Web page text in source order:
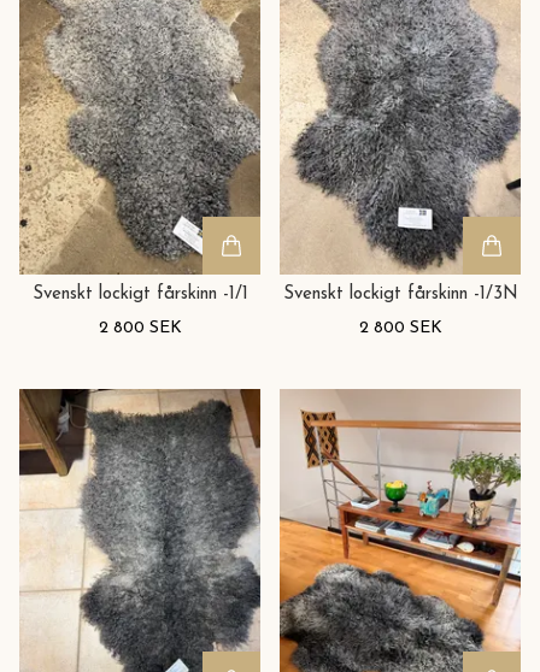
Svenskt lockigt fårskinn -1/1
2 800 SEK
Svenskt lockigt fårskinn -1/3N
2 800 SEK